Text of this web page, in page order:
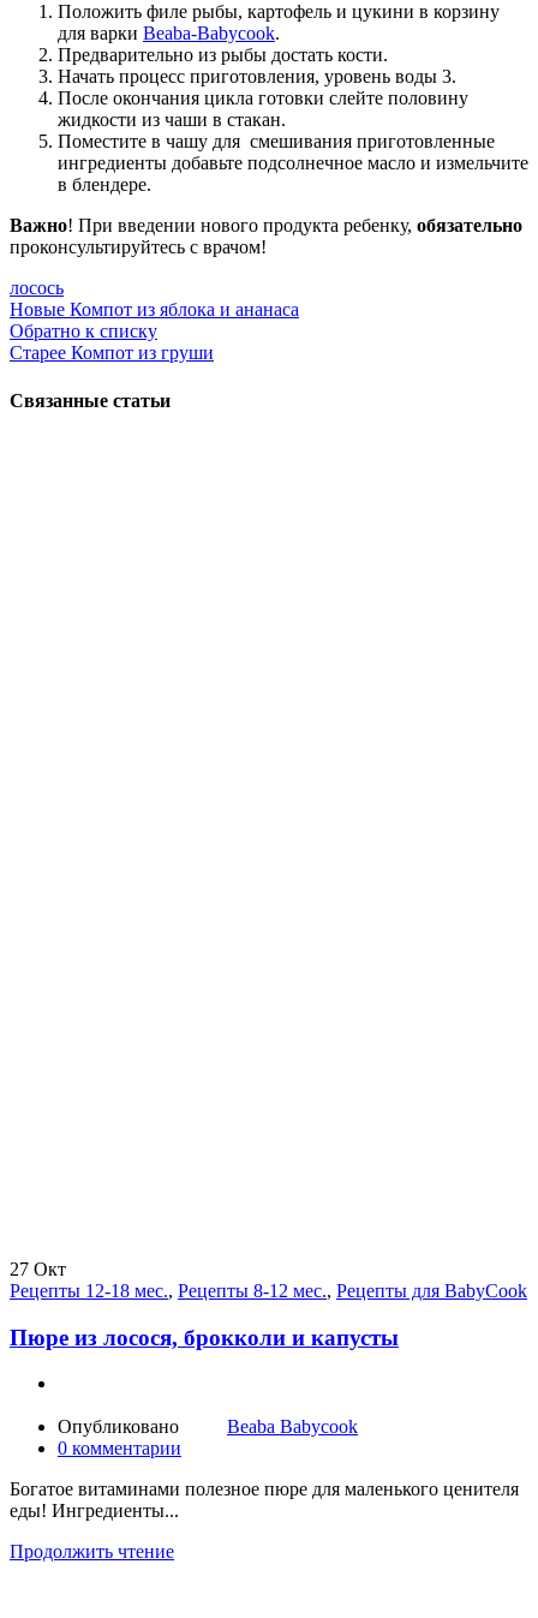
Положить филе рыбы, картофель и цукини в корзину
для варки Beaba-Babycook.
Предварительно из рыбы достать кости.
Начать процесс приготовления, уровень воды 3.
После окончания цикла готовки слейте половину
жидкости из чаши в стакан.
Поместите в чашу для смешивания приготовленные
ингредиенты добавьте подсолнечное масло и измельчите
в блендере.
Важно! При введении нового продукта ребенку, обязательно
проконсультируйтесь с врачом!
лосось
Новые Компот из яблока и ананаса
Обратно к списку
Старее Компот из груши
Связанные статьи
27 Окт
Рецепты 12-18 мес., Рецепты 8-12 мес., Рецепты для BabyCook
Пюре из лосося, брокколи и капусты
Опубликовано
Beaba Babycook
0 комментарии
Богатое витаминами полезное пюре для маленького ценителя
еды! Ингредиенты...
Продолжить чтение